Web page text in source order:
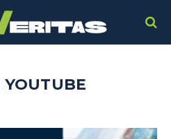
YOUTUBE